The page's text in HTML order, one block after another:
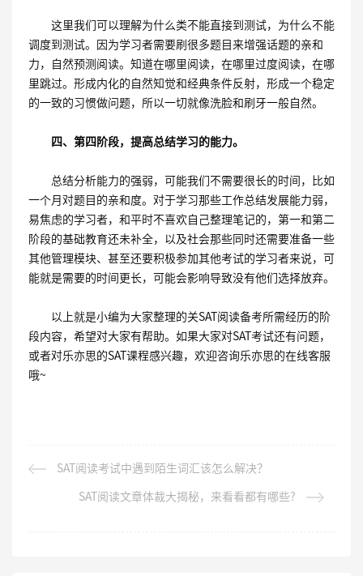
这里我们可以理解为什么类不能直接到测试，为什么不能
调度到测试。因为学习者需要刷很多题目来增强话题的亲和
力，自然预测阅读。知道在哪里阅读，在哪里过度阅读，在哪
里跳过。形成内化的自然知觉和经典条件反射，形成一个稳定
的一致的习惯做问题，所以一切就像洗脸和刷牙一般自然。
四、第四阶段，提高总结学习的能力。
总结分析能力的强弱，可能我们不需要很长的时间，比如
一个月对题目的亲和度。对于学习那些工作总结发展能力弱，
易焦虑的学习者，和平时不喜欢自己整理笔记的，第一和第二
阶段的基础教育还未补全，以及社会那些同时还需要准备一些
其他管理模块、甚至还要积极参加其他考试的学习者来说，可
能就是需要的时间更长，可能会影响导致没有他们选择放弃。
以上就是小编为大家整理的关SAT阅读备考所需经历的阶
段内容，希望对大家有帮助。如果大家对SAT考试还有问题，
或者对乐亦思的SAT课程感兴趣，欢迎咨询乐亦思的在线客服
哦~
SAT阅读考试中遇到陌生词汇该怎么解决？
SAT阅读文章体裁大揭秘，来看看都有哪些?